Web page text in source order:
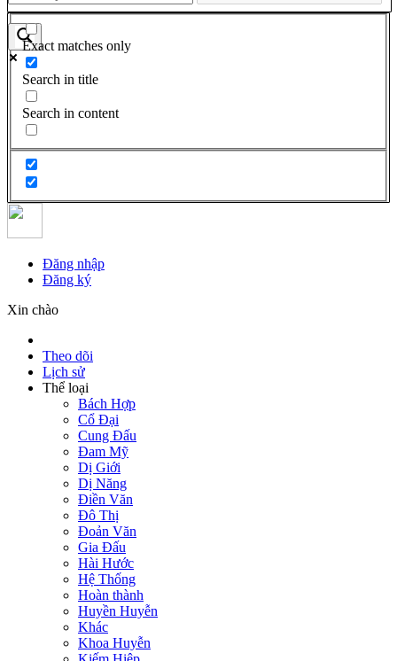
Exact matches only
Search in title
Search in content
Đăng nhập
Đăng ký
Xin chào
Theo dõi
Lịch sử
Thể loại
Bách Hợp
Cổ Đại
Cung Đấu
Đam Mỹ
Dị Giới
Dị Năng
Điền Văn
Đô Thị
Đoản Văn
Gia Đấu
Hài Hước
Hệ Thống
Hoàn thành
Huyền Huyễn
Khác
Khoa Huyễn